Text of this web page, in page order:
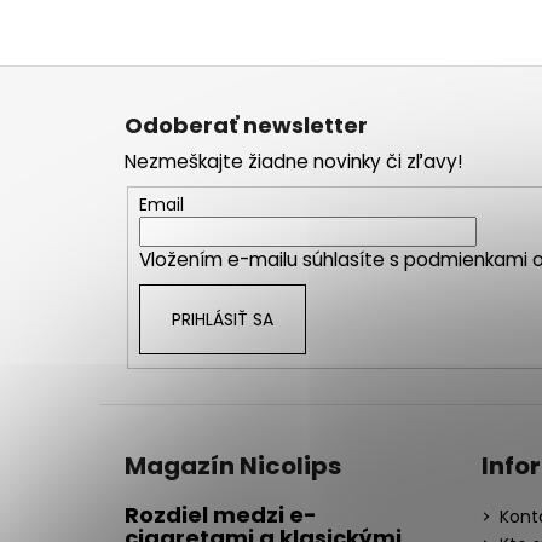
Odoberať newsletter
Nezmeškajte žiadne novinky či zľavy!
Email
Vložením e-mailu súhlasíte s podmienkami
PRIHLÁSIŤ SA
Magazín Nicolips
Rozdiel medzi e-